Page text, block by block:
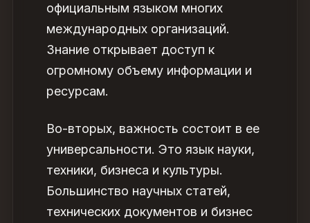
официальным языком многих
международных организаций.
Знание открывает доступ к
огромному объему информации и
ресурсам.
Во-вторых, важность состоит в ее
универсальности. Это язык науки,
техники, бизнеса и культуры.
Большинство научных статей,
технических документов и бизнес